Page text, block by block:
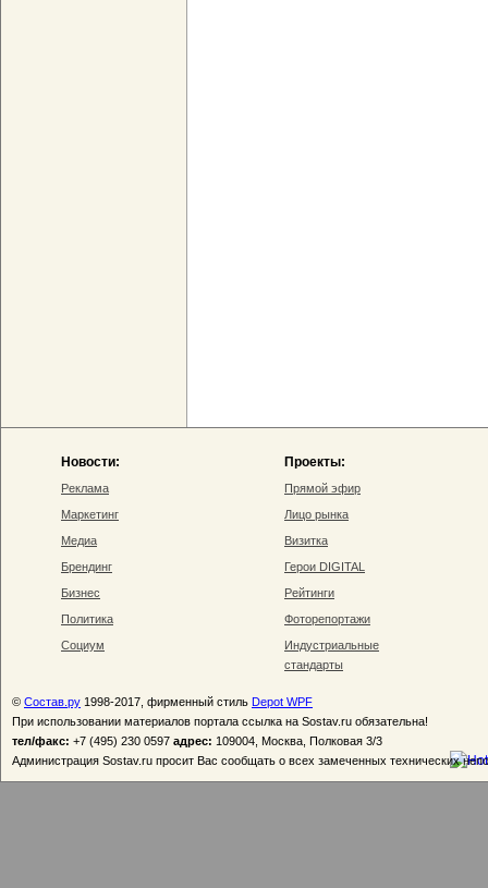
Новости:
Реклама
Маркетинг
Медиа
Брендинг
Бизнес
Политика
Социум
Проекты:
Прямой эфир
Лицо рынка
Визитка
Герои DIGITAL
Рейтинги
Фоторепортажи
Индустриальные
стандарты
© Состав.ру 1998-2017, фирменный стиль Depot WPF
При использовании материалов портала ссылка на Sostav.ru обязательна!
тел/факс: +7 (495) 230 0597 адрес: 109004, Москва, Полковая 3/3
Администрация Sostav.ru просит Вас сообщать о всех замеченных технических